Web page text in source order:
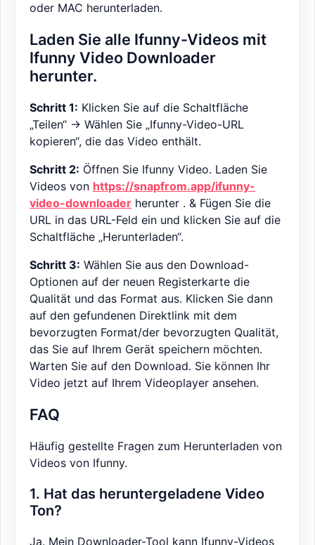
oder MAC herunterladen.
Laden Sie alle Ifunny-Videos mit
Ifunny Video Downloader
herunter.
Schritt 1: Klicken Sie auf die Schaltfläche
„Teilen“ -> Wählen Sie „Ifunny-Video-URL
kopieren“, die das Video enthält.
Schritt 2: Öffnen Sie Ifunny Video. Laden Sie
Videos von https://snapfrom.app/ifunny-
video-downloader herunter . & Fügen Sie die
URL in das URL-Feld ein und klicken Sie auf die
Schaltfläche „Herunterladen“.
Schritt 3: Wählen Sie aus den Download-
Optionen auf der neuen Registerkarte die
Qualität und das Format aus. Klicken Sie dann
auf den gefundenen Direktlink mit dem
bevorzugten Format/der bevorzugten Qualität,
das Sie auf Ihrem Gerät speichern möchten.
Warten Sie auf den Download. Sie können Ihr
Video jetzt auf Ihrem Videoplayer ansehen.
FAQ
Häufig gestellte Fragen zum Herunterladen von
Videos von Ifunny.
1. Hat das heruntergeladene Video
Ton?
Ja. Mein Downloader-Tool kann Ifunny-Videos